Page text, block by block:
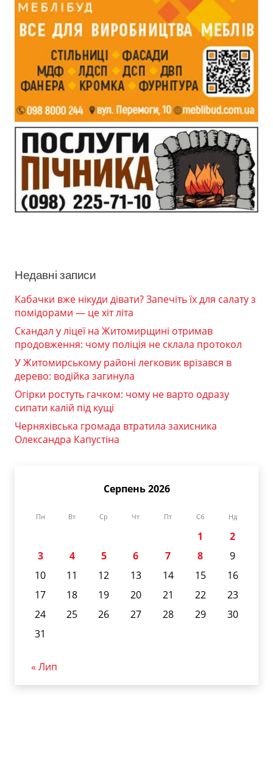
Недавні записи
Кабачки вже нікуди дівати? Запечіть їх для салату з
помідорами — це хіт літа
Скандал у ліцеї на Житомирщині отримав
продовження: чому поліція не склала протокол
У Житомирському районі легковик врізався в
дерево: водійка загинула
Огірки ростуть гачком: чому не варто одразу
сипати калій під кущі
Черняхівська громада втратила захисника
Олександра Капустіна
Серпень 2026
Пн Вт Ср Чт Пт Сб Нд
1
2
3
4 5 6 7 8
9
10
11 12 13 14 15
16
17
18 19 20 21 22
23
24
25 26 27 28 29
30
31
« Лип